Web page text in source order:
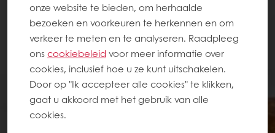
onze website te bieden, om herhaalde
bezoeken en voorkeuren te herkennen en om
verkeer te meten en te analyseren. Raadpleeg
onscookiebeleid voor meer informatie over
cookies, inclusief hoe u ze kunt uitschakelen.
Door op "Ik accepteer alle cookies" te klikken,
gaat u akkoord met het gebruik van alle
cookies.